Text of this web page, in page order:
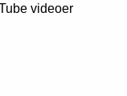
videoer